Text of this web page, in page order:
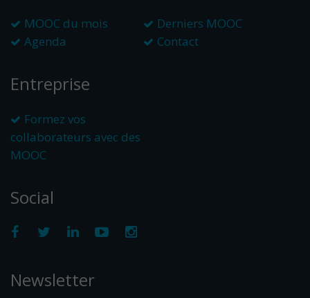
MOOC du mois
Derniers MOOC
Agenda
Contact
Entreprise
Formez vos
collaborateurs avec des
MOOC
Social
Newsletter